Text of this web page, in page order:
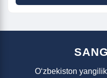
O‘zbekiston